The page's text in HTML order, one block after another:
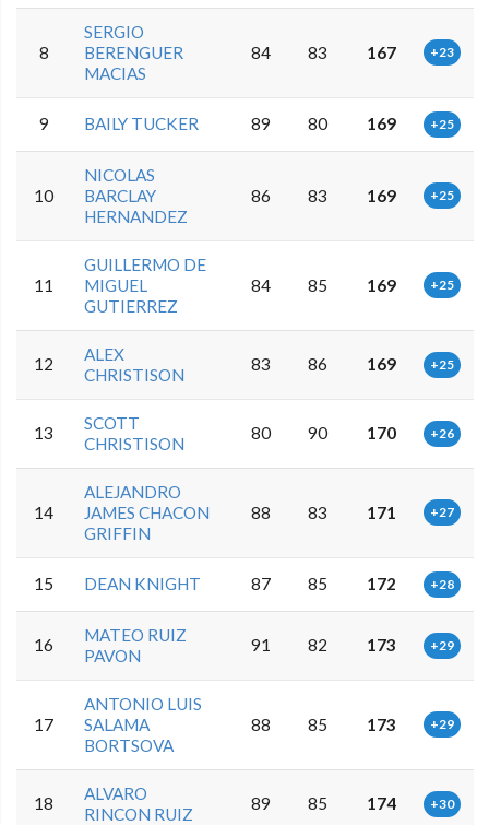
8
SERGIO
BERENGUER
MACIAS
84 83 167 +23
9 BAILY TUCKER 89 80 169 +25
10
NICOLAS
BARCLAY
HERNANDEZ
86 83 169 +25
11
GUILLERMO DE
MIGUEL
GUTIERREZ
84 85 169 +25
12
ALEX
CHRISTISON
83 86 169 +25
13
SCOTT
CHRISTISON
80 90 170 +26
14
ALEJANDRO
JAMES CHACON
GRIFFIN
88 83 171 +27
15 DEAN KNIGHT 87 85 172 +28
16
MATEO RUIZ
PAVON
91 82 173 +29
17
ANTONIO LUIS
SALAMA
BORTSOVA
88 85 173 +29
18
ALVARO
RINCON RUIZ
89 85 174 +30